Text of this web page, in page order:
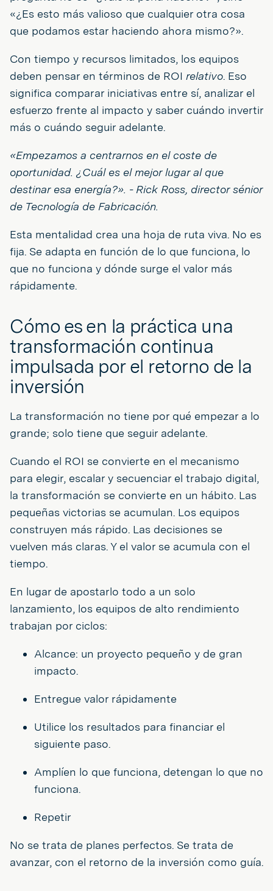
«¿Es esto más valioso que cualquier otra cosa
que podamos estar haciendo ahora mismo?».
Con tiempo y recursos limitados, los equipos
deben pensar en términos de ROI relativo. Eso
significa comparar iniciativas entre sí, analizar el
esfuerzo frente al impacto y saber cuándo invertir
más o cuándo seguir adelante.
«Empezamos a centrarnos en el coste de
oportunidad. ¿Cuál es el mejor lugar al que
destinar esa energía?». - Rick Ross, director sénior
de Tecnología de Fabricación.
Esta mentalidad crea una hoja de ruta viva. No es
fija. Se adapta en función de lo que funciona, lo
que no funciona y dónde surge el valor más
rápidamente.
Cómo es en la práctica una
transformación continua
impulsada por el retorno de la
inversión
La transformación no tiene por qué empezar a lo
grande; solo tiene que seguir adelante.
Cuando el ROI se convierte en el mecanismo
para elegir, escalar y secuenciar el trabajo digital,
la transformación se convierte en un hábito. Las
pequeñas victorias se acumulan. Los equipos
construyen más rápido. Las decisiones se
vuelven más claras. Y el valor se acumula con el
tiempo.
En lugar de apostarlo todo a un solo
lanzamiento, los equipos de alto rendimiento
trabajan por ciclos:
Alcance: un proyecto pequeño y de gran
impacto.
Entregue valor rápidamente
Utilice los resultados para financiar el
siguiente paso.
Amplíen lo que funciona, detengan lo que no
funciona.
Repetir
No se trata de planes perfectos. Se trata de
avanzar, con el retorno de la inversión como guía.